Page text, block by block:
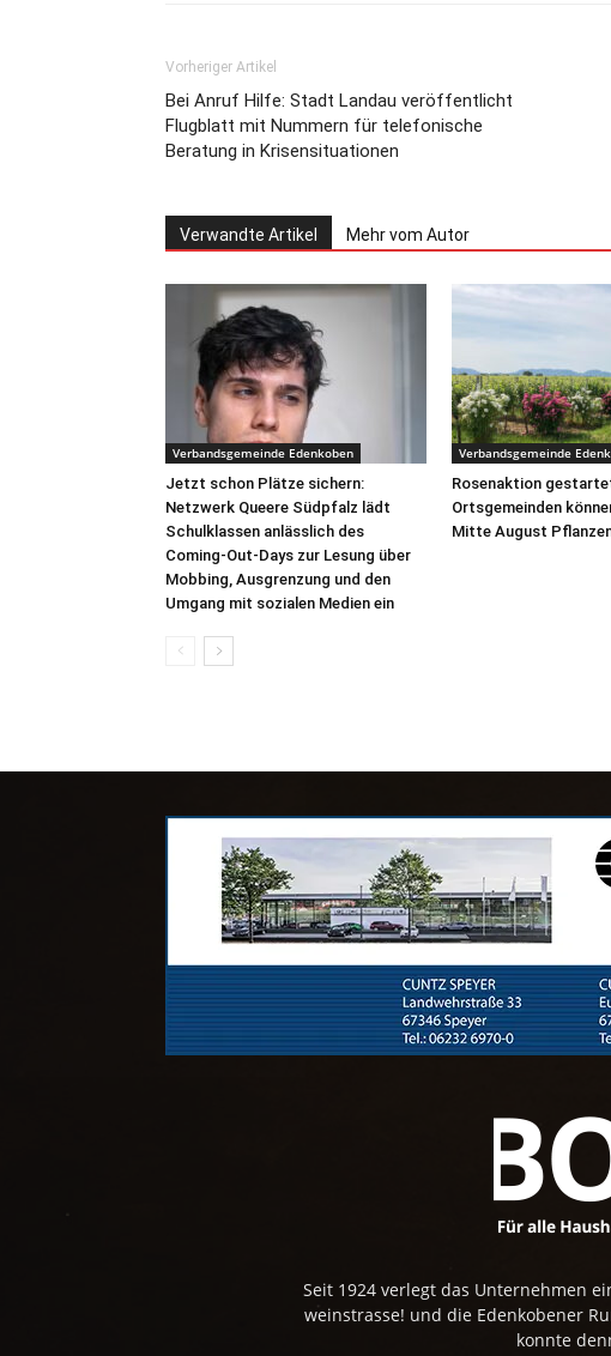
Vorheriger Artikel
Bei Anruf Hilfe: Stadt Landau veröffentlicht
Flugblatt mit Nummern für telefonische
Beratung in Krisensituationen
Verwandte Artikel Mehr vom Autor
Verbandsgemeinde Edenkoben
Jetzt schon Plätze sichern:
Netzwerk Queere Südpfalz lädt
Schulklassen anlässlich des
Coming-Out-Days zur Lesung über
Mobbing, Ausgrenzung und den
Umgang mit sozialen Medien ein
Verbandsgemeinde
Rosenaktion
Ortsgemeinden
Mitte August
Seit 1924 verlegt das Unternehmen
weinstrasse! und die Edenkobener
konnte